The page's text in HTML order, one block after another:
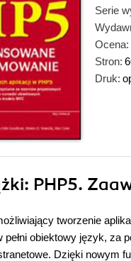
Serie
Ocena:
Stron:
Druk:
: PHP5.
tworzenie
pełni obiektowy język, za
Dzięki nowym